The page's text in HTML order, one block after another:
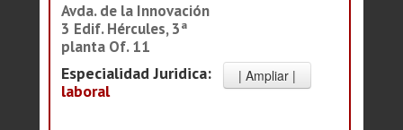
Avda. de la Innovación
3 Edif. Hércules, 3ª
planta Of. 11
Especialidad Juridica:
laboral